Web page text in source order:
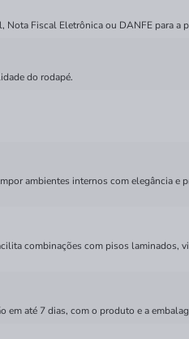
Fiscal Eletrônica ou DANFE para a
do rodapé.
ambientes internos com elegância e
combinações com pisos laminados,
até 7 dias, com o produto e a